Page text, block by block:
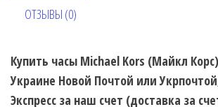
ОТЗЫВЫ (0)
Купить часы Michael Kors (Майкл
Украине Новой Почтой или
Экспресс за наш счет (доставка за